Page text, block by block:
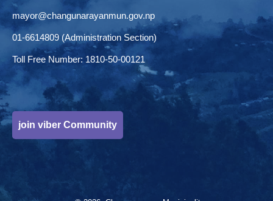
mayor@changunarayanmun.gov.np
01-6614809 (Administration Section)
Toll Free Number: 1810-50-00121
join viber Community